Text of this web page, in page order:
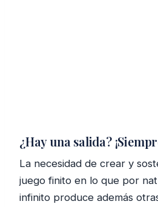
¿Hay una salida?
La necesidad de crear y
juego finito en lo que por
infinito produce además